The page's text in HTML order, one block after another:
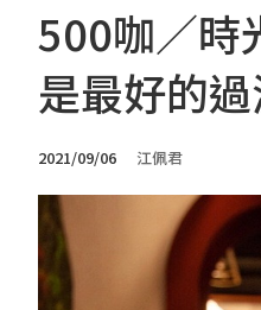
500咖／時
是最好的
2021/09/06 江佩君